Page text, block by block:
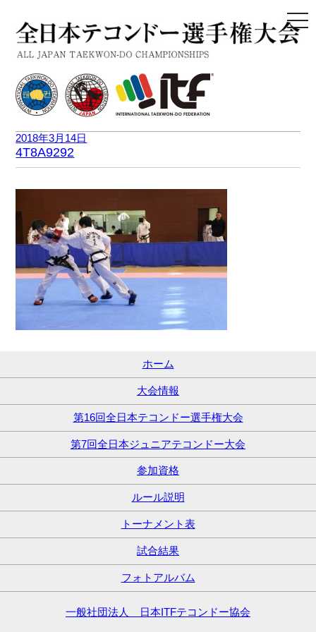
2018年3月14日
4T8A9292
ホーム
大会情報
第16回全日本テコンドー選手権大会
第7回全日本ジュニアテコンドー大会
参加資格
ルール説明
トーナメント表
試合結果
フォトアルバム
一般社団法人 日本ITFテコンドー協会